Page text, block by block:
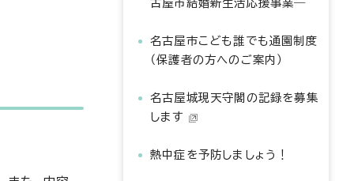
古屋市結婚新生活応援事業―
名古屋市こども誰でも通園制度
（保護者の方へのご案内）
名古屋城現天守閣の記録を募集
します
熱中症を予防しましょう！